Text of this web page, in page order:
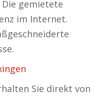
gemietete
im Internet.
Sie direkt von